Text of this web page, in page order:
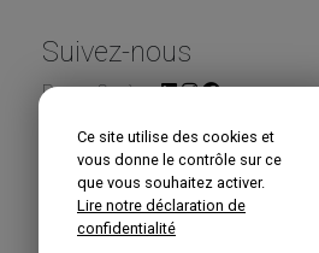
Suivez-nous
Renou Genève
Newsletter
Ce site utilise des cookies et
vous donne le contrôle sur ce
que vous souhaitez activer.
Lire notre déclaration de
confidentialité